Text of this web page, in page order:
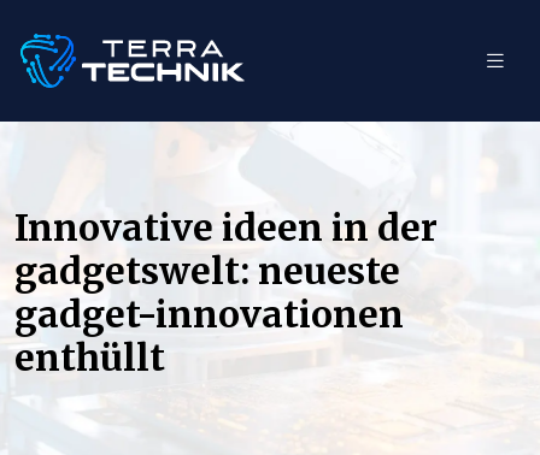
Innovative ideen in der
gadgetswelt: neueste
gadget-innovationen
enthüllt